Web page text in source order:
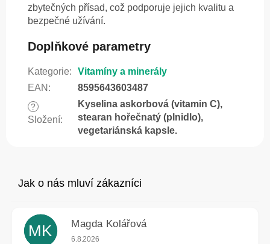
zbytečných přísad, což podporuje jejich kvalitu a
bezpečné užívání.
Doplňkové parametry
Kategorie:
Vitamíny a minerály
EAN : 8595643603487
?
Složení:
Kyselina askorbová (vitamin C),
stearan hořečnatý (plnidlo),
vegetariánská kapsle.
MK Magda Kolářová
Hodnocení obchodu je 5 z 5 hvězdiček.
6.8.2026